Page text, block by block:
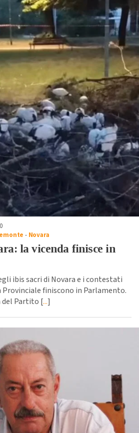
- Novara
la vicenda finisce in
ibis sacri di Novara e i contestati
finiscono in Parlamento.
del Partito [...]